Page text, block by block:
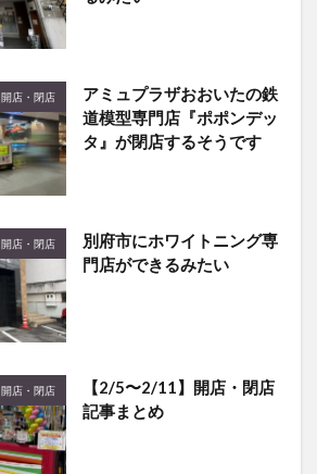
開店・閉店
アミュプラザおおいたの鉄
道模型専門店『ポポンデッ
タ』が閉店するそうです
開店・閉店
別府市にホワイトニング専
門店ができるみたい
開店・閉店
【2/5〜2/11】開店・閉店
記事まとめ